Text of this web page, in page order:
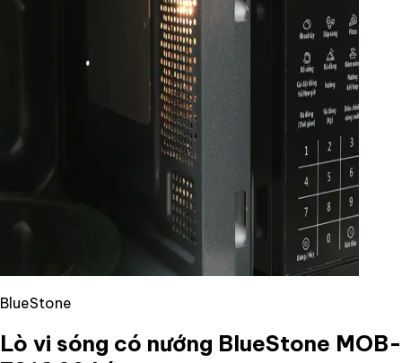
BlueStone
Lò vi sóng có nướng BlueStone MOB-